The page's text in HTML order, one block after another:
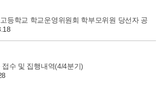
등학교 학교운영위원회 학부모위원 당선자 공
수 및 집행내역(4/4분기)